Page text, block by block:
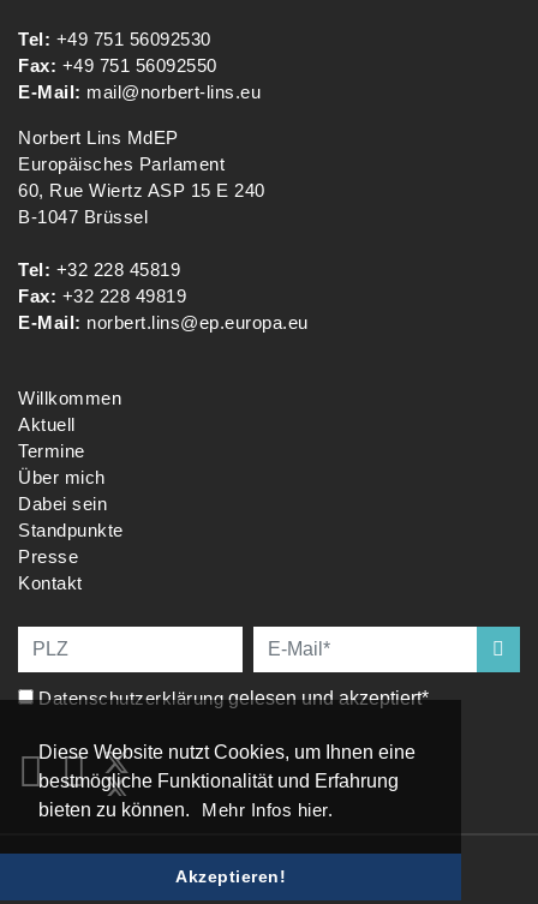
Diese Website nutzt Cookies, um Ihnen eine
bestmögliche Funktionalität und Erfahrung
bieten zu können.
Mehr Infos hier.
Akzeptieren!
Tel: +49 751 56092530
Fax: +49 751 56092550
E-Mail: mail@norbert-lins.eu
Norbert Lins MdEP
Europäisches Parlament
60, Rue Wiertz ASP 15 E 240
B-1047 Brüssel
Tel: +32 228 45819
Fax: +32 228 49819
E-Mail: norbert.lins@ep.europa.eu
Willkommen
Aktuell
Termine
Über mich
Dabei sein
Standpunkte
Presse
Kontakt
Datenschutzerklärunggelesen und akzeptiert*
Datenschutz